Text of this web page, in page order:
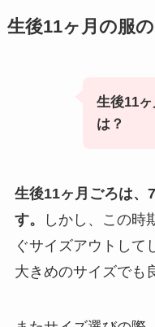
生後11ヶ月の服
生後11
は？
生後11ヶ月ごろは、
す。
しかし、この時
ぐサイズアウトして
大きめのサイズでも